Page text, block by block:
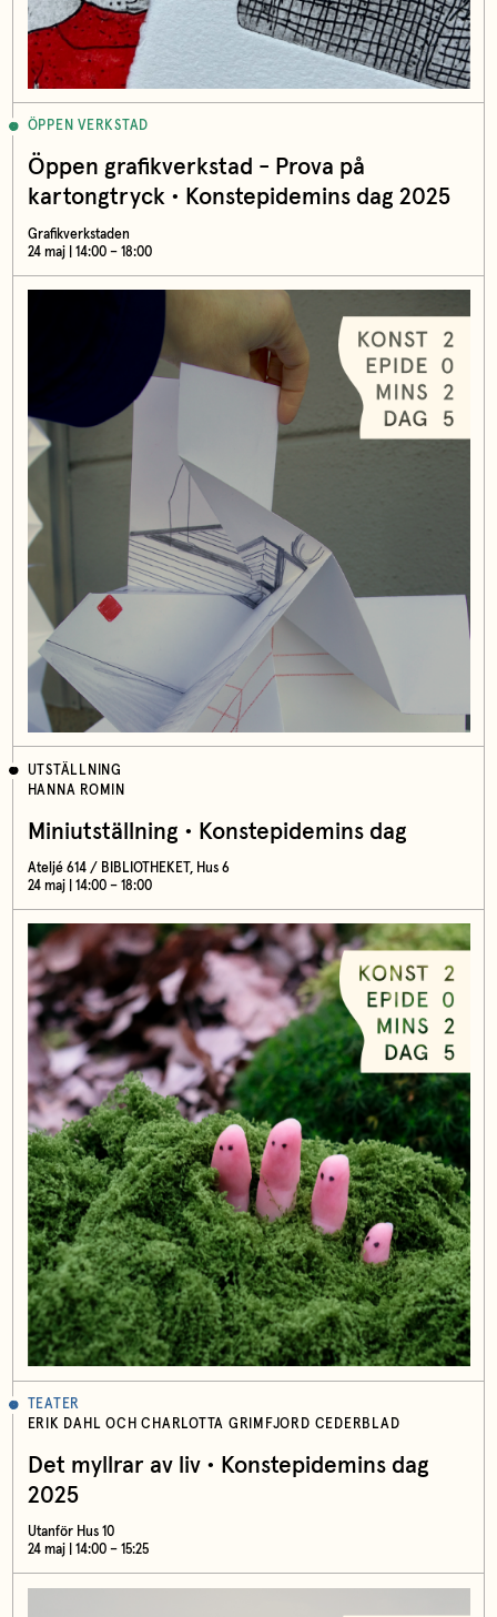
ÖPPEN VERKSTAD
Öppen grafikverkstad - Prova på
kartongtryck • Konstepidemins dag 2025
Grafikverkstaden
24 maj | 14:00 – 18:00
UTSTÄLLNING
HANNA ROMIN
Miniutställning • Konstepidemins dag
Ateljé 614 / BIBLIOTHEKET, Hus 6
24 maj | 14:00 – 18:00
TEATER
ERIK DAHL OCH CHARLOTTA GRIMFJORD CEDERBLAD
Det myllrar av liv • Konstepidemins dag
2025
Utanför Hus 10
24 maj | 14:00 – 15:25